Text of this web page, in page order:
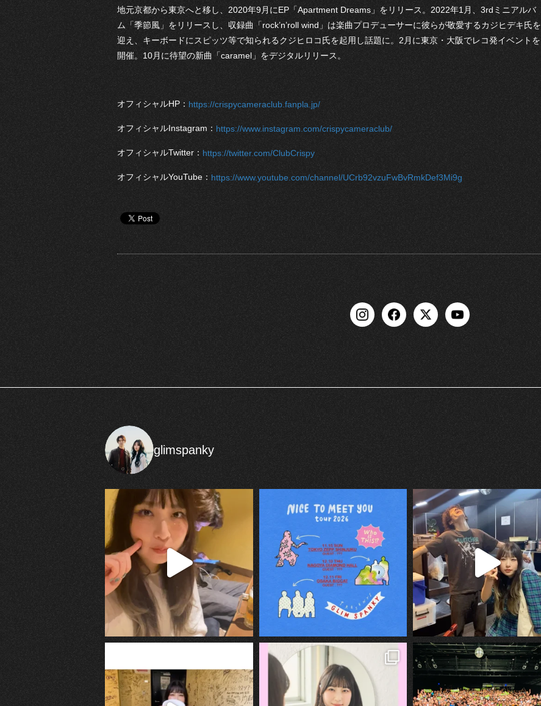
地元京都から東京へと移し、2020年9月にEP「Apartment Dreams」をリリース。2022年1月、3rdミニアルバ
ム「季節風」をリリースし、収録曲「rock’n’roll wind」は楽曲プロデューサーに彼らが敬愛するカジヒデキ氏を
迎え、キーボードにスピッツ等で知られるクジヒロコ氏を起用し話題に。2月に東京・大阪でレコ発イベントを
開催。10月に待望の新曲「caramel」をデジタルリリース。
オフィシャルHP： https://crispycameraclub.fanpla.jp/
オフィシャルInstagram： https://www.instagram.com/crispycameraclub/
オフィシャルTwitter： https://twitter.com/ClubCrispy
オフィシャルYouTube： https://www.youtube.com/channel/UCrb92vzuFwBvRmkDef3Mi9g
glimspanky